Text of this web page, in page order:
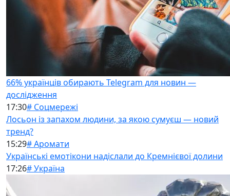
66% українців обирають Telegram для новин —
дослідження
17:30# Соцмережі
Лосьон із запахом людини, за якою сумуєш — новий
тренд?
15:29# Аромати
Українські емотікони надіслали до Кремнієвої долини
17:26# Україна